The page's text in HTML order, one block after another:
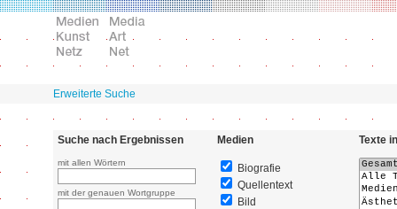
Erweiterte Suche
Suche nach Ergebnissen
mit allen Wörtern
mit der genauen Wortgruppe
Medien
Biografie
Quellentext
Bild
Texte in